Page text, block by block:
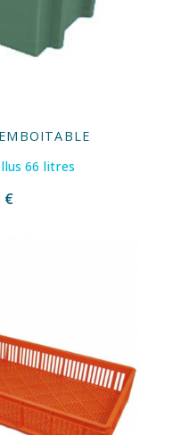
66 litres
€